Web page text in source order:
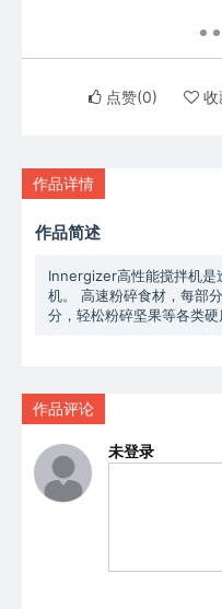
点赞(0) 收
作品详情
作品简述
Innergizer高性能搅拌机是
机。 高速粉碎食材，每部
分，轻松粉碎坚果等各类硬
作品评论
未登录